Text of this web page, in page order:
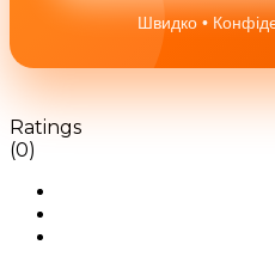
Швидко •
Ratings
(0)